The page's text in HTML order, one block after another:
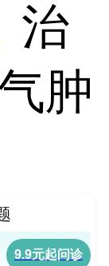
治
肿
9.9元起问诊